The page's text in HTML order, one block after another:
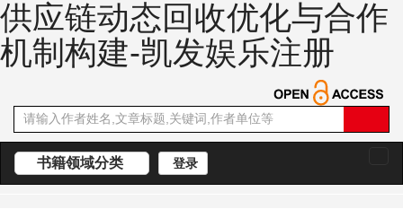
供应链动态回收优化与合作
机制构建-凯发娱乐注册
书籍领域分类 登录
换